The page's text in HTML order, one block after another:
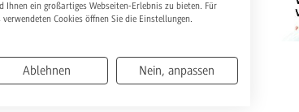
Ihnen ein großartiges Webseiten-Erlebnis zu bieten. Für
Cookies öffnen Sie die Einstellungen.
Ablehnen Nein, anpassen